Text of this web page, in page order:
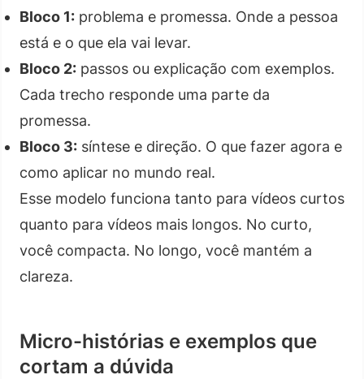
Bloco 1: problema e promessa. Onde a pessoa
está e o que ela vai levar.
Bloco 2: passos ou explicação com exemplos.
Cada trecho responde uma parte da
promessa.
Bloco 3: síntese e direção. O que fazer agora e
como aplicar no mundo real.
Esse modelo funciona tanto para vídeos curtos
quanto para vídeos mais longos. No curto,
você compacta. No longo, você mantém a
clareza.
Micro-histórias e exemplos que
cortam a dúvida